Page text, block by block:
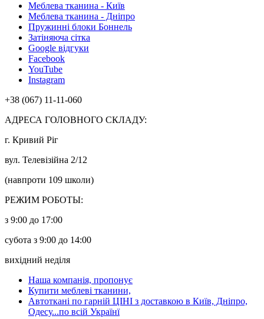
Меблева тканина - Київ
Меблева тканина - Дніпро
Пружинні блоки Боннель
Затіняюча сітка
Google відгуки
Facebook
YouTube
Instagram
+38 (067) 11-11-060
АДРЕСА ГОЛОВНОГО СКЛАДУ:
г. Кривий Ріг
вул. Телевізійна 2/12
(навпроти 109 школи)
РЕЖИМ РОБОТЫ:
з 9:00 до 17:00
субота з 9:00 до 14:00
вихідний неділя
Наша компанія, пропонує
Купити меблеві тканини,
Автоткані по гарній ЦІНІ з доставкою в Київ, Дніпро,
Одесу...по всій Українї